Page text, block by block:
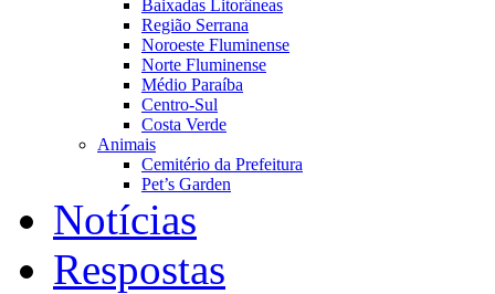
Baixadas Litorâneas
Região Serrana
Noroeste Fluminense
Norte Fluminense
Médio Paraíba
Centro-Sul
Costa Verde
Animais
Cemitério da Prefeitura
Pet’s Garden
Notícias
Respostas